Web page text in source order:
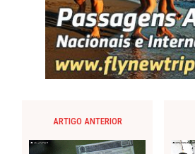
ARTIGO ANTERIOR